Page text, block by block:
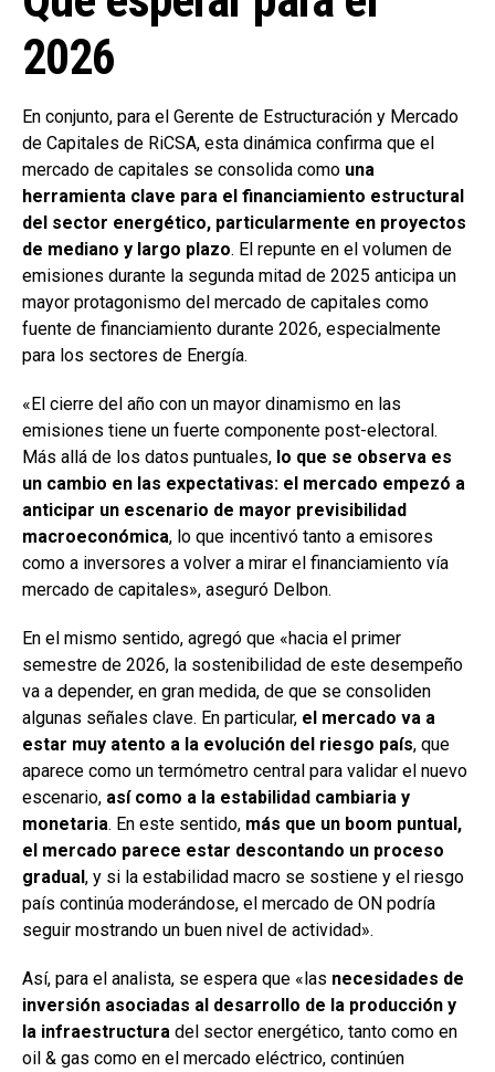
2026
En conjunto, para el Gerente de Estructuración y Mercado
de Capitales de RiCSA, esta dinámica confirma que el
mercado de capitales se consolida como una
herramienta clave para el financiamiento estructural
del sector energético, particularmente en proyectos
de mediano y largo plazo. El repunte en el volumen de
emisiones durante la segunda mitad de 2025 anticipa un
mayor protagonismo del mercado de capitales como
fuente de financiamiento durante 2026, especialmente
para los sectores de Energía.
«El cierre del año con un mayor dinamismo en las
emisiones tiene un fuerte componente post-electoral.
Más allá de los datos puntuales, lo que se observa es
un cambio en las expectativas: el mercado empezó a
anticipar un escenario de mayor previsibilidad
macroeconómica, lo que incentivó tanto a emisores
como a inversores a volver a mirar el financiamiento vía
mercado de capitales», aseguró Delbon.
En el mismo sentido, agregó que «hacia el primer
semestre de 2026, la sostenibilidad de este desempeño
va a depender, en gran medida, de que se consoliden
algunas señales clave. En particular, el mercado va a
estar muy atento a la evolución del riesgo país, que
aparece como un termómetro central para validar el nuevo
escenario, así como a la estabilidad cambiaria y
monetaria. En este sentido, más que un boom puntual,
el mercado parece estar descontando un proceso
gradual, y si la estabilidad macro se sostiene y el riesgo
país continúa moderándose, el mercado de ON podría
seguir mostrando un buen nivel de actividad».
Así, para el analista, se espera que «las necesidades de
inversión asociadas al desarrollo de la producción y
la infraestructura del sector energético, tanto como en
oil & gas como en el mercado eléctrico, continúen